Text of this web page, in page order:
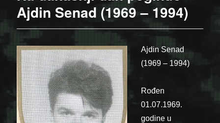
Ajdin Senad (1969 – 1994)
Ajdin Senad
(1969 – 1994)
Rođen
01.07.1969.
godine u